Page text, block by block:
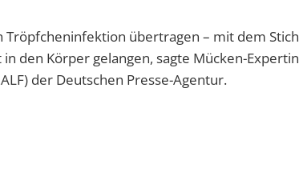
Tröpfcheninfektion übertragen – mit dem Stich
den Körper gelangen, sagte Mücken-Expertin
der Deutschen Presse-Agentur.